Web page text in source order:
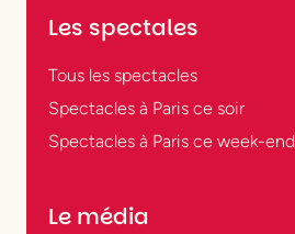
Les spectales
Tous les spectacles
Spectacles à Paris ce soir
Spectacles à Paris ce week-end
Le média